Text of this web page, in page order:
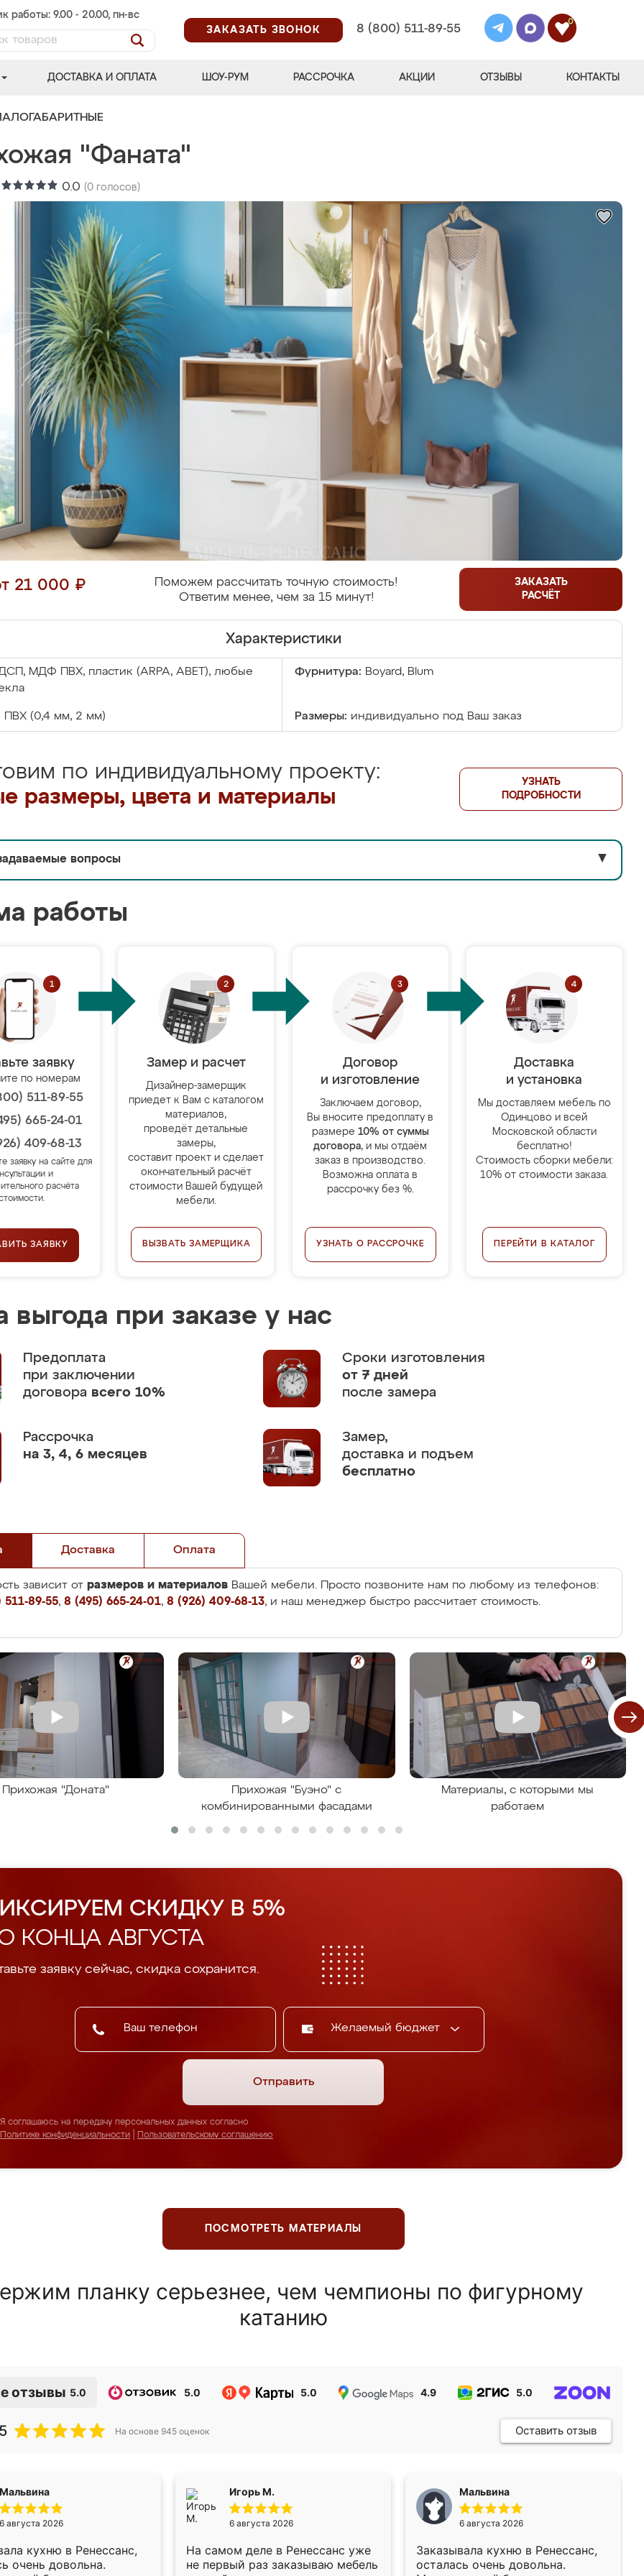
работы: 9.00 - 20.00, пн-вс
ЗАКАЗАТЬ ЗВОНОК
8 (800) 511-89-55
0
ДОСТАВКА И ОПЛАТА ШОУ-РУМ РАССРОЧКА АКЦИИ ОТЗЫВЫ КОНТАКТЫ
"Фаната"
0.0 (0 голосов)
21 000 ₽
Поможем рассчитать точную стоимость!
Ответим менее, чем за 15 минут!
ЗАКАЗАТЬ
РАСЧЁТ
Характеристики
МДФ ПВХ, пластик (ARPA, ABET), любые
Фурнитура: Boyard, Blum
ПВХ (0,4 мм, 2 мм) Размеры: индивидуально под Ваш заказ
по индивидуальному проекту:
размеры, цвета и материалы
УЗНАТЬ
ПОДРОБНОСТИ
вопросы ▼
работы
заявку
по номерам
511-89-55
665-24-01
409-68-13
заявку на сайте для
и
расчёта
ЗАЯВКУ
Замер и расчет
Дизайнер-замерщик
приедет к Вам с каталогом
материалов,
проведёт детальные
замеры,
составит проект и сделает
окончательный расчёт
стоимости Вашей будущей
мебели.
ВЫЗВАТЬ ЗАМЕРЩИКА
Договор
и изготовление
Заключаем договор,
Вы вносите предоплату в
размере 10% от суммы
договора, и мы отдаём
заказ в производство.
Возможна оплата в
рассрочку без %.
УЗНАТЬ О РАССРОЧКЕ
Доставка
и установка
Мы доставляем мебель по
Одинцово и всей
Московской области
бесплатно!
Стоимость сборки мебели:
10% от стоимости заказа.
ПЕРЕЙТИ В КАТАЛОГ
выгода при заказе у нас
Предоплата
при заключении
договора всего 10%
Сроки изготовления
от 7 дней
после замера
Рассрочка
на 3, 4, 6 месяцев
Замер,
доставка и подъем
бесплатно
Доставка Оплата
зависит от размеров и материалов Вашей мебели. Просто позвоните нам по любому из телефонов:
89-55, 8 (495) 665-24-01, 8 (926) 409-68-13, и наш менеджер быстро рассчитает стоимость.
Прихожая "Доната"
Прихожая "Буэно" с
комбинированными фасадами
Материалы, с которыми мы
работаем
СКИДКУ В 5%
КОНЦА АВГУСТА
заявку сейчас, скидка сохранится.
Желаемый бюджет
Отправить
Я соглашаюсь на передачу персональных данных согласно
Политике конфиденциальности
Пользовательскому соглашению
ПОСМОТРЕТЬ МАТЕРИАЛЫ
планку серьезнее, чем чемпионы по фигурному
катанию
отзывы 5.0 5.0 5.0 4.9 5.0
На основе 945 оценок Оставить отзыв
Мальвина
6 августа 2026
кухню в Ренессанс,
очень довольна.
Игорь М.
6 августа 2026
На самом деле в Ренессанс уже
не первый раз заказываю мебель
Мальвина
6 августа 2026
Заказывала кухню в Ренессанс,
осталась очень довольна.